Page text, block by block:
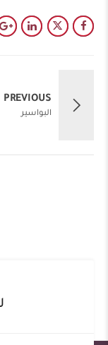
PREVIOUS
البواسير